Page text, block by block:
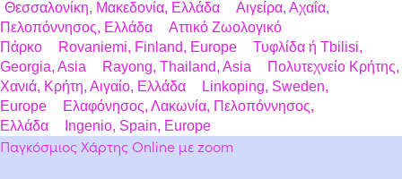
Θεσσαλονίκη, Μακεδονία, Ελλάδα
Αιγείρα, Αχαΐα,
Πελοπόννησος, Ελλάδα
Αττικό Ζωολογικό
Πάρκο
Rovaniemi, Finland, Europe
Τυφλίδα ή Tbilisi,
Georgia, Asia
Rayong, Thailand, Asia
Πολυτεχνείο Κρήτης,
Χανιά, Κρήτη, Αιγαίο, Ελλάδα
Linkoping, Sweden,
Europe
Ελαφόνησος, Λακωνία, Πελοπόννησος,
Ελλάδα
Ingenio, Spain, Europe
Παγκόσμιος Χάρτης Online με zoom